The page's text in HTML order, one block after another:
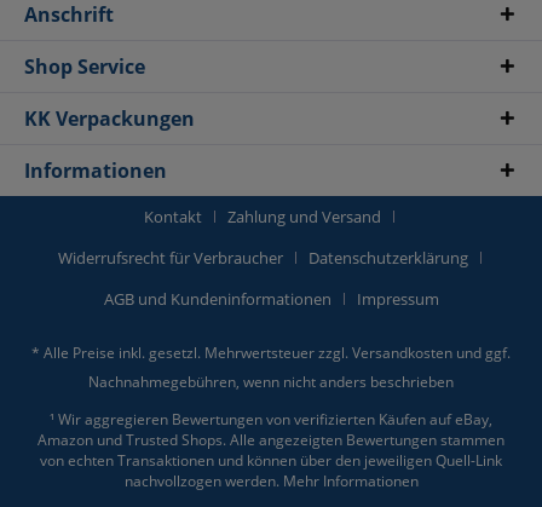
Anschrift
Shop Service
KK Verpackungen
Informationen
Kontakt
Zahlung und Versand
Widerrufsrecht für Verbraucher
Datenschutzerklärung
AGB und Kundeninformationen
Impressum
* Alle Preise inkl. gesetzl. Mehrwertsteuer zzgl. Versandkosten und ggf.
Nachnahmegebühren, wenn nicht anders beschrieben
¹ Wir aggregieren Bewertungen von verifizierten Käufen auf eBay,
Amazon und Trusted Shops. Alle angezeigten Bewertungen stammen
von echten Transaktionen und können über den jeweiligen Quell-Link
nachvollzogen werden. Mehr Informationen